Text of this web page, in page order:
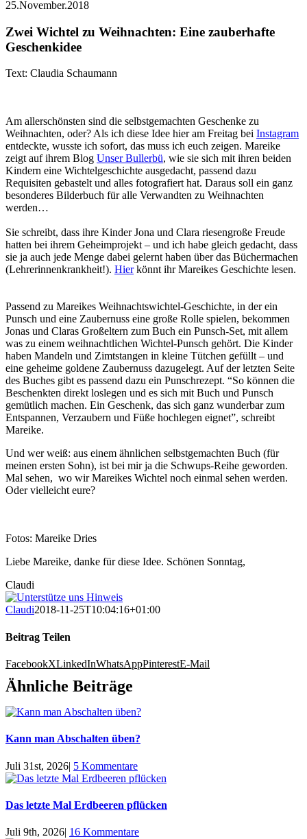
25.November.2018
Zwei Wichtel zu Weihnachten: Eine zauberhafte
Geschenkidee
Text: Claudia Schaumann
Am allerschönsten sind die selbstgemachten Geschenke zu
Weihnachten, oder? Als ich diese Idee hier am Freitag bei Instagram
entdeckte, wusste ich sofort, das muss ich euch zeigen. Mareike
zeigt auf ihrem Blog Unser Bullerbü, wie sie sich mit ihren beiden
Kindern eine Wichtelgeschichte ausgedacht, passend dazu
Requisiten gebastelt und alles fotografiert hat. Daraus soll ein ganz
besonderes Bilderbuch für alle Verwandten zu Weihnachten
werden…
Sie schreibt, dass ihre Kinder Jona und Clara riesengroße Freude
hatten bei ihrem Geheimprojekt – und ich habe gleich gedacht, dass
sie ja auch jede Menge dabei gelernt haben über das Büchermachen
(Lehrerinnenkrankheit!). Hierkönnt ihr Mareikes Geschichte lesen.
Passend zu Mareikes Weihnachtswichtel-Geschichte, in der ein
Punsch und eine Zaubernuss eine große Rolle spielen, bekommen
Jonas und Claras Großeltern zum Buch ein Punsch-Set, mit allem
was zu einem weihnachtlichen Wichtel-Punsch gehört. Die Kinder
haben Mandeln und Zimtstangen in kleine Tütchen gefüllt – und
eine geheime goldene Zaubernuss dazugelegt. Auf der letzten Seite
des Buches gibt es passend dazu ein Punschrezept. “So können die
Beschenkten direkt loslegen und es sich mit Buch und Punsch
gemütlich machen. Ein Geschenk, das sich ganz wunderbar zum
Entspannen, Verzaubern und Füße hochlegen eignet”, schreibt
Mareike.
Und wer weiß: aus einem ähnlichen selbstgemachten Buch (für
meinen ersten Sohn), ist bei mir ja die Schwups-Reihe geworden.
Mal sehen, wo wir Mareikes Wichtel noch einmal sehen werden.
Oder vielleicht eure?
Fotos: Mareike Dries
Liebe Mareike, danke für diese Idee. Schönen Sonntag,
Claudi
Claudi2018-11-25T10:04:16+01:00
Beitrag Teilen
FacebookXLinkedInWhatsAppPinterestE-Mail
Ähnliche Beiträge
Kann man Abschalten üben?
Juli 31st, 2026| 5 Kommentare
Das letzte Mal Erdbeeren pflücken
Juli 9th, 2026| 16 Kommentare